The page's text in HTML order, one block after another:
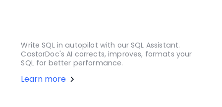
Write SQL in autopilot with our SQL Assistant.
CastorDoc's AI corrects, improves, formats your
SQL for better performance.
Learn more